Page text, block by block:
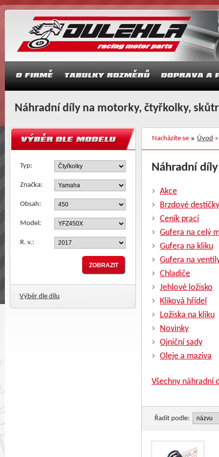
Náhradní díly na motorky, čtyřkolky,
Nacházíte se Úvod
Typ:
Značka:
Obsah:
Model:
R. v.:
Výběr dle dílu
Náhradní
Akce
Brzdové destičky
Ceník prací
Gufera na celý
Gufera na kliku
Gufera na
Chladiče
Jehlové ložisko
Kliková hřídel
Ložiska na kliku
Novinky
Ojniční sady
Oleje a maziva
Všechny náhradní
Řadit podle: